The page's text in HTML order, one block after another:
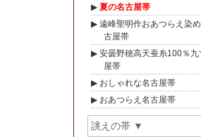
夏の名古屋帯
遠峰聖明作おあつらえ染
古屋帯
安曇野穂高天蚕糸100％九
屋帯
おしゃれな名古屋帯
おあつらえ名古屋帯
誂えの帯